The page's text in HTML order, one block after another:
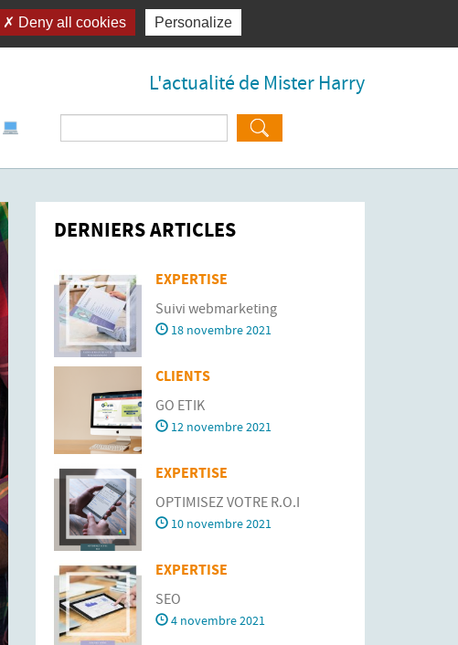
L'actualité de Mister Harry
Rechercher :
DERNIERS ARTICLES
EXPERTISE
Suivi webmarketing
18 novembre 2021
CLIENTS
GO ETIK
12 novembre 2021
EXPERTISE
OPTIMISEZ VOTRE R.O.I
10 novembre 2021
EXPERTISE
SEO
4 novembre 2021
Deny all cookies Personalize